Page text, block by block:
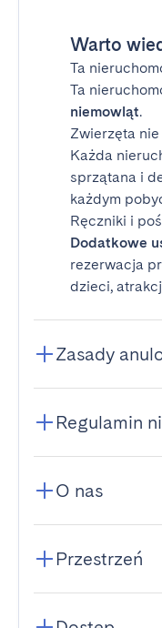
Warto
Ta
Ta
niemowląt.
Zwierzęta nie
Każda
sprzątana i
każdym
Ręczniki i
Dodatkowe
rezerwacja
dzieci,
Zasady
Regulamin
O nas
Przestrzeń